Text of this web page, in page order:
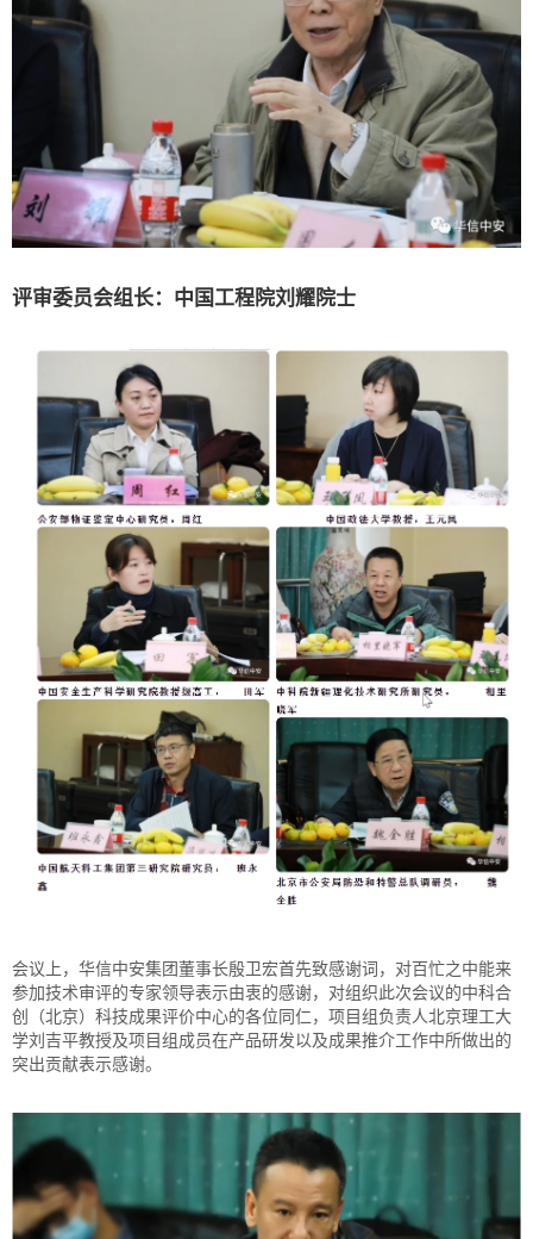
评审委员会组长：中国工程院刘耀院士
会议上，华信中安集团董事长殷卫宏首先致感谢词，对百忙之中能来
参加技术审评的专家领导表示由衷的感谢，对组织此次会议的中科合
创（北京）科技成果评价中心的各位同仁，项目组负责人北京理工大
学刘吉平教授及项目组成员在产品研发以及成果推介工作中所做出的
突出贡献表示感谢。